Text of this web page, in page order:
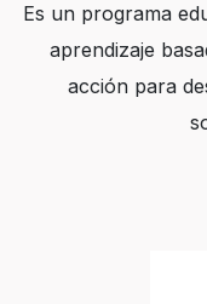
Es un programa
aprendizaje
acción para